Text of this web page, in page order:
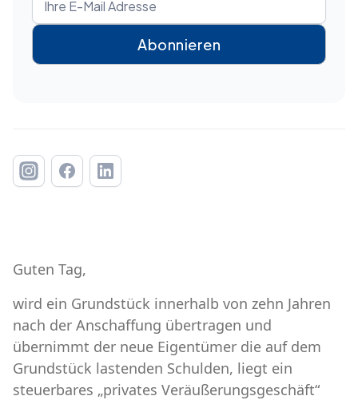
Guten Tag,
wird ein Grundstück innerhalb von zehn Jahren
nach der Anschaffung übertragen und
übernimmt der neue Eigentümer die auf dem
Grundstück lastenden Schulden, liegt ein
steuerbares „privates Veräußerungsgeschäft“